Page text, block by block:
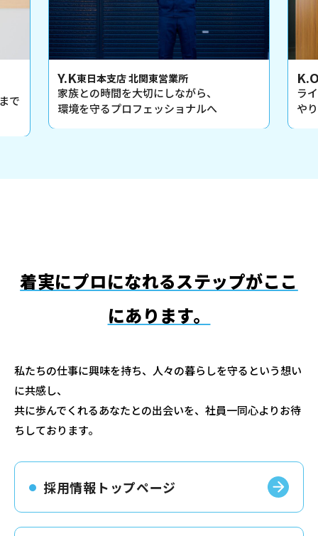
しながら、
ショナルへ
K.O東日本支店 営業推進部
ライフラインを支える21年で得た仕
やりがいと成長
着実にプロになれるステップがここ
にあります。
私たちの仕事に興味を持ち、人々の暮らしを守るという想い
に共感し、
共に歩んでくれるあなたとの出会いを、社員一同心よりお待
ちしております。
採用情報トップページ